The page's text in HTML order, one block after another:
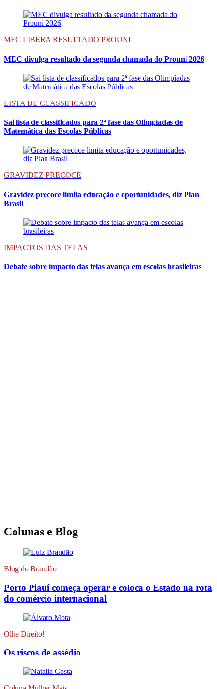
MEC LIBERA RESULTADO PROUNI
MEC divulga resultado da segunda chamada do Prouni 2026
LISTA DE CLASSIFICADO
Sai lista de classificados para 2ª fase das Olimpíadas de
Matemática das Escolas Públicas
GRAVIDEZ PRECOCE
Gravidez precoce limita educação e oportunidades, diz Plan
Brasil
IMPACTOS DAS TELAS
Debate sobre impacto das telas avança em escolas brasileiras
Colunas e Blog
Blog do Brandão
Porto Piauí começa operar e coloca o Estado na rota
do comércio internacional
Olhe Direito!
Os riscos de assédio